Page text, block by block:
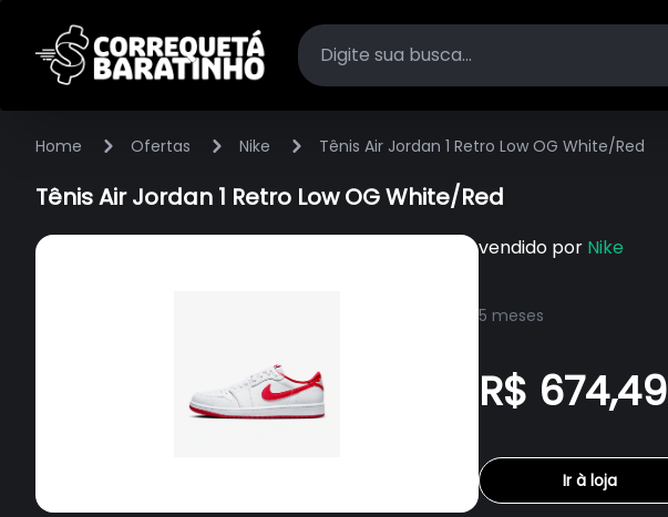
Home Ofertas Nike Tênis Air Jordan 1 Retro Low OG White/Red
Tênis Air Jordan 1 Retro Low OG White/Red
vendido por Nike
5 meses
R$ 674,49
Ir à loja